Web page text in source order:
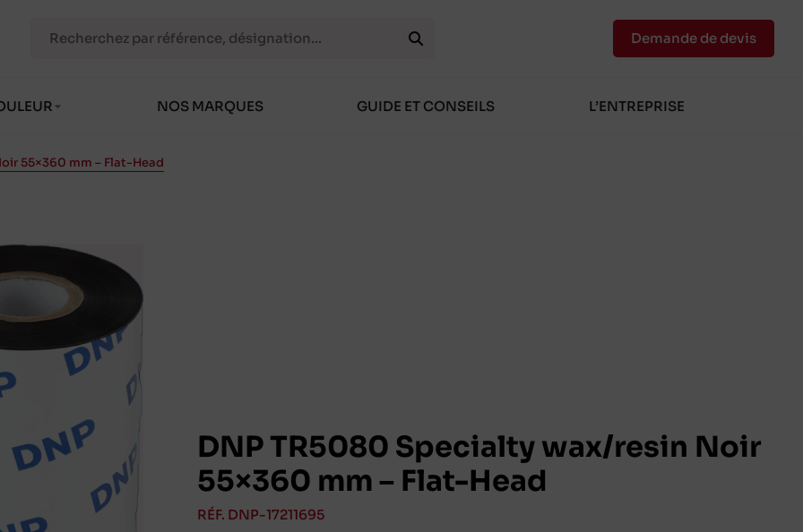
NOS MARQUES GUIDE ET CONSEILS L’ENTREPRISE
Demande de devis
55×360 mm – Flat-Head
DNP TR5080 Specialty wax/resin Noir
55×360 mm – Flat-Head
RÉF. DNP-17211695